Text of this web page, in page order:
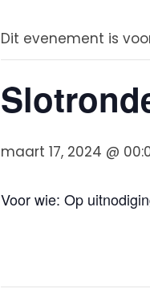
Dit evenement is
maart 17, 2024 @
Voor wie: Op